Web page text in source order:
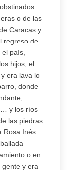
o de las
Caracas y
regreso de
país,
hijos, el
era lava lo
donde
y los ríos
las piedras
Rosa Inés
o en
gente y era